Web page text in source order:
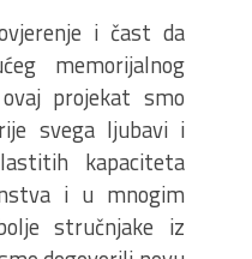
i čast da
memorijalnog
projekat smo
svega ljubavi i
kapaciteta
i u mnogim
stručnjake iz